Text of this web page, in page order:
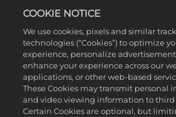
COOKIE NOTICE
We use cookies, pixels and similar
technologies (“Cookies”) to optimize
experience, personalize
enhance your experience across our
applications, or other web-based
These Cookies may transmit personal
and video viewing information to third
Certain Cookies are optional, but